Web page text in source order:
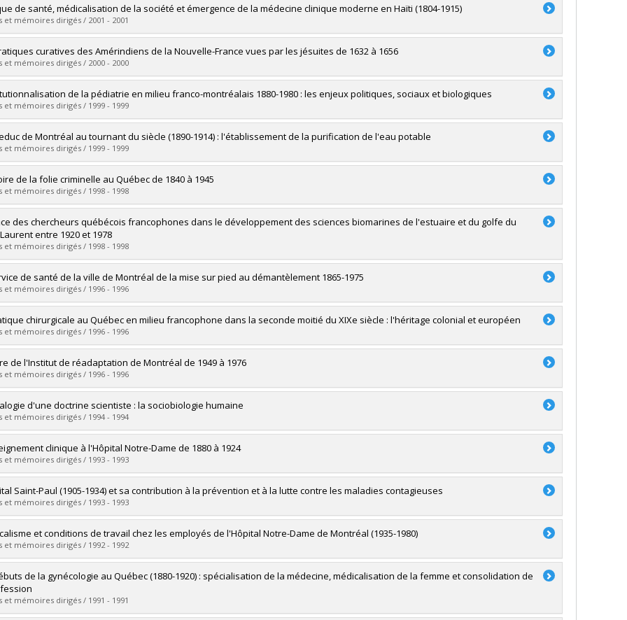
: Rheault, Marcel J.
Master's
:M.A.
le document dans Papyrus
de santé, médicalisation de la société et émergence de la médecine clinique moderne en Haïti (1804-1915)
et mémoires dirigés / 2001 - 2001
:Despeignes, Guy
Doctoral
:Ph. D.
le document dans Papyrus
curatives des Amérindiens de la Nouvelle-France vues par les jésuites de 1632 à 1656
et mémoires dirigés / 2000 - 2000
:Boileau, Carolyne Ann
Master's
:M.A.
le document dans Papyrus
de la pédiatrie en milieu franco-montréalais 1880-1980 : les enjeux politiques, sociaux et biologiques
et mémoires dirigés / 1999 - 1999
:Desjardins, Rita
Doctoral
:Ph. D.
le document dans Papyrus
de Montréal au tournant du siècle (1890-1914) : l'établissement de la purification de l'eau potable
et mémoires dirigés / 1999 - 1999
:Gagnon, Ginette
Master's
:M.A.
le document dans Papyrus
de la folie criminelle au Québec de 1840 à 1945
et mémoires dirigés / 1998 - 1998
:Grenier, Guy
Doctoral
:Ph. D.
le document dans Papyrus
des chercheurs québécois francophones dans le développement des sciences biomarines de l'estuaire et du golfe du
entre 1920 et 1978
et mémoires dirigés / 1998 - 1998
:Bourgeois, Isabelle
Doctoral
:Ph. D.
le document dans Papyrus
de santé de la ville de Montréal de la mise sur pied au démantèlement 1865-1975
et mémoires dirigés / 1996 - 1996
: Gaumer, Benoît
Doctoral
:Ph. D.
le document dans Papyrus
chirurgicale au Québec en milieu francophone dans la seconde moitié du XIXe siècle : l'héritage colonial et européen
et mémoires dirigés / 1996 - 1996
:Baillot, Richard
Master's
:M.A.
le document dans Papyrus
de l'Institut de réadaptation de Montréal de 1949 à 1976
et mémoires dirigés / 1996 - 1996
: Choquette, Danielle
Master's
:M.A.
le document dans Papyrus
d'une doctrine scientiste : la sociobiologie humaine
et mémoires dirigés / 1994 - 1994
:Ruelland, Jacques G.
Doctoral
:Ph. D.
le document dans Papyrus
clinique à l'Hôpital Notre-Dame de 1880 à 1924
et mémoires dirigés / 1993 - 1993
:Déziel, Céline
Master's
:M.A.
le document dans Papyrus
Saint-Paul (1905-1934) et sa contribution à la prévention et à la lutte contre les maladies contagieuses
et mémoires dirigés / 1993 - 1993
:Fleury, Marie-Josée
Master's
:M.A.
le document dans Papyrus
et conditions de travail chez les employés de l'Hôpital Notre-Dame de Montréal (1935-1980)
et mémoires dirigés / 1992 - 1992
:Belzile, Yves
Master's
:M.A.
le document dans Papyrus
de la gynécologie au Québec (1880-1920) : spécialisation de la médecine, médicalisation de la femme et consolidation de
et mémoires dirigés / 1991 - 1991